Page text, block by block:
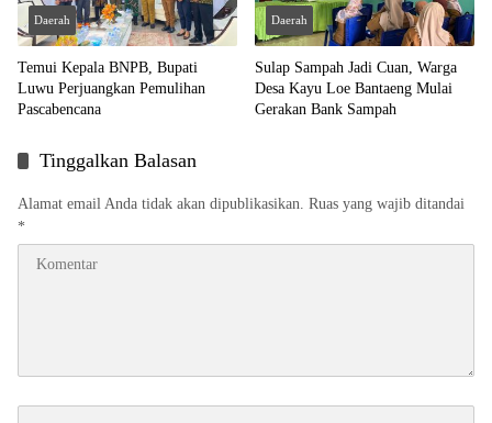
Daerah
Temui Kepala BNPB, Bupati
Luwu Perjuangkan Pemulihan
Pascabencana
Daerah
Sulap Sampah Jadi Cuan, Warga
Desa Kayu Loe Bantaeng Mulai
Gerakan Bank Sampah
Tinggalkan Balasan
Alamat email Anda tidak akan dipublikasikan. Ruas yang wajib ditandai
*